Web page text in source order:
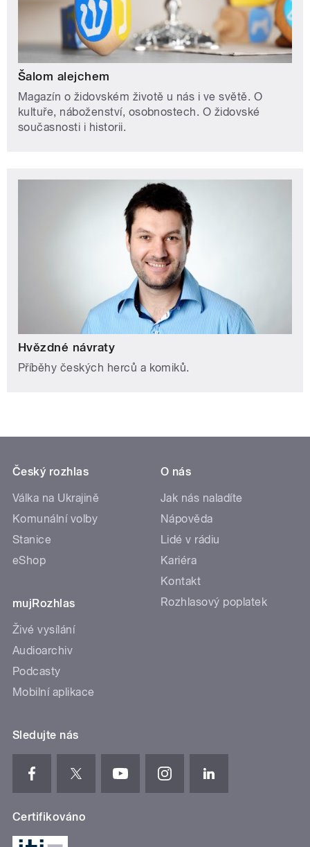
Šalom alejchem
Magazín o židovském životě u nás i ve světě. O
kultuře, náboženství, osobnostech. O židovské
současnosti i historii.
Hvězdné návraty
Příběhy českých herců a komiků.
Český rozhlas
Válka na Ukrajině
Komunální volby
Stanice
eShop
mujRozhlas
Živé vysílání
Audioarchiv
Podcasty
Mobilní aplikace
O nás
Jak nás naladíte
Nápověda
Lidé v rádiu
Kariéra
Kontakt
Rozhlasový poplatek
Sledujte nás
Certifikováno